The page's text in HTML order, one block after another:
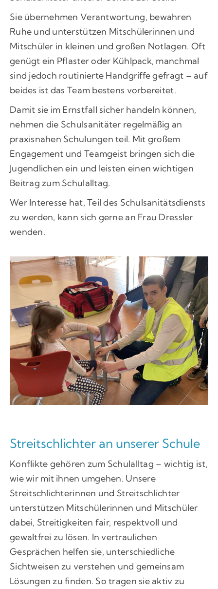
Sie übernehmen Verantwortung, bewahren
Ruhe und unterstützen Mitschülerinnen und
Mitschüler in kleinen und großen Notlagen. Oft
genügt ein Pflaster oder Kühlpack, manchmal
sind jedoch routinierte Handgriffe gefragt – auf
beides ist das Team bestens vorbereitet.
Damit sie im Ernstfall sicher handeln können,
nehmen die Schulsanitäter regelmäßig an
praxisnahen Schulungen teil. Mit großem
Engagement und Teamgeist bringen sich die
Jugendlichen ein und leisten einen wichtigen
Beitrag zum Schulalltag.
Wer Interesse hat, Teil des Schulsanitätsdiensts
zu werden, kann sich gerne an Frau Dressler
wenden.
Streitschlichter an unserer Schule
Konflikte gehören zum Schulalltag – wichtig ist,
wie wir mit ihnen umgehen. Unsere
Streitschlichterinnen und Streitschlichter
unterstützen Mitschülerinnen und Mitschüler
dabei, Streitigkeiten fair, respektvoll und
gewaltfrei zu lösen. In vertraulichen
Gesprächen helfen sie, unterschiedliche
Sichtweisen zu verstehen und gemeinsam
Lösungen zu finden. So tragen sie aktiv zu